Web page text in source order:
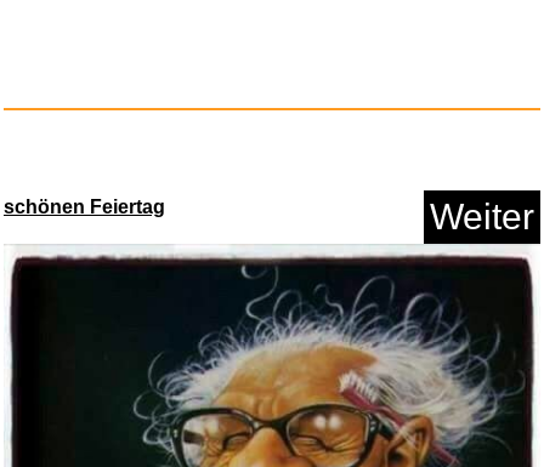
DJI Osmo Pocket 4P Standard
Co...
Anzeige
schönen Feiertag Weiter